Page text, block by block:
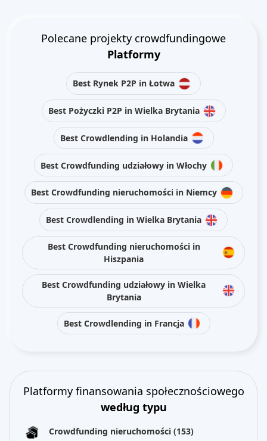
Polecane projekty crowdfundingowe
Platformy
Best Rynek P2P in Łotwa
Best Pożyczki P2P in Wielka Brytania
Best Crowdlending in Holandia
Best Crowdfunding udziałowy in Włochy
Best Crowdfunding nieruchomości in Niemcy
Best Crowdlending in Wielka Brytania
Best Crowdfunding nieruchomości in
Hiszpania
Best Crowdfunding udziałowy in Wielka
Brytania
Best Crowdlending in Francja
Platformy finansowania społecznościowego
według typu
Crowdfunding nieruchomości (153)